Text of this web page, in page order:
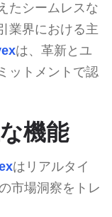
たシームレスな
業界における主
は、革新とユ
ットメントで認
機能
はリアルタイ
市場洞察をトレ